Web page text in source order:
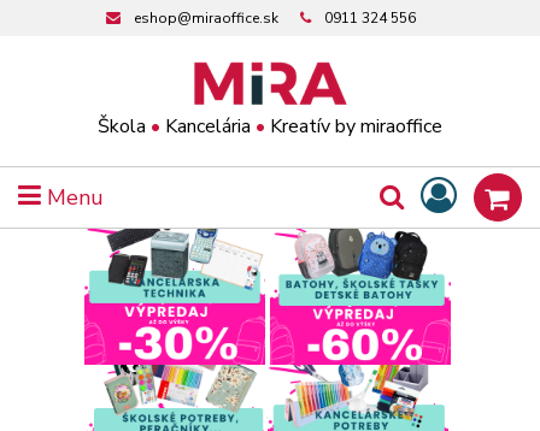
Škola • Kancelária • Kreatív by miraoffice
eshop@miraoffice.sk 0911 324 556
Menu